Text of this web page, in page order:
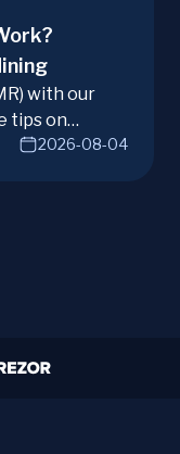
with our
tips on
for
2026-08-04